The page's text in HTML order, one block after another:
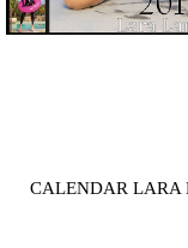
CALENDAR LARA